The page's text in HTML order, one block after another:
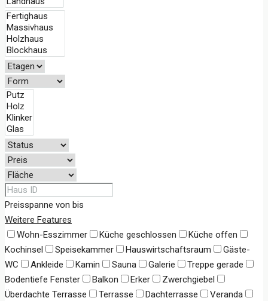
Preisspanne von bis
Weitere Features
Wohn-Esszimmer
Küche geschlossen
Küche offen
Kochinsel
Speisekammer Hauswirtschaftsraum
Gäste-
WC
Ankleide Kamin Sauna Galerie
Treppe gerade
Bodentiefe Fenster
Balkon Erker
Zwerchgiebel
Überdachte Terrasse
Terrasse Dachterrasse
Veranda